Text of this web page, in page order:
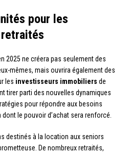
pour les
2025 ne créera pas seulement des
mêmes, mais ouvrira également des
les investisseurs immobiliers de
tirer parti des nouvelles dynamiques
pour répondre aux besoins
le pouvoir d’achat sera renforcé.
destinés à la location aux seniors
De nombreux retraités,